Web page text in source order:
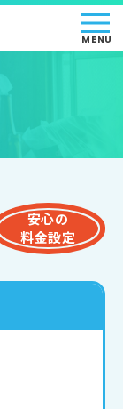
MENU
安心の
料金設定